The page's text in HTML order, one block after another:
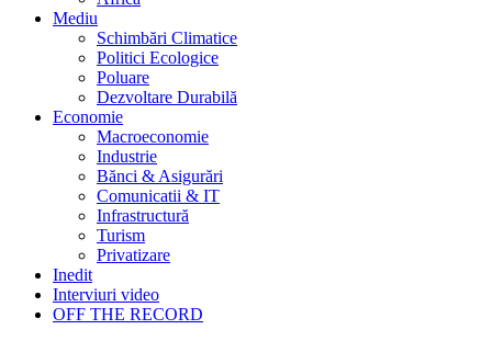
Mediu
Schimbări Climatice
Politici Ecologice
Poluare
Dezvoltare Durabilă
Economie
Macroeconomie
Industrie
Bănci & Asigurări
Comunicatii & IT
Infrastructură
Turism
Privatizare
Inedit
Interviuri video
OFF THE RECORD